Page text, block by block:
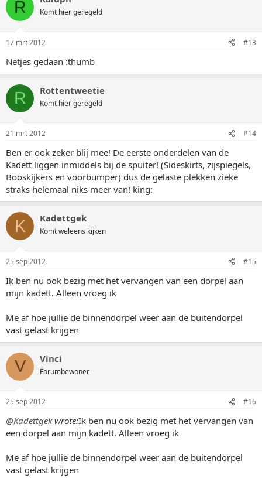
R Komt hier geregeld
17 mrt 2012 #13
Netjes gedaan :thumb
R Rottentweetie
Komt hier geregeld
21 mrt 2012 #14
Ben er ook zeker blij mee! De eerste onderdelen van de
Kadett liggen inmiddels bij de spuiter! (Sideskirts, zijspiegels,
Booskijkers en voorbumper) dus de gelaste plekken zieke
straks helemaal niks meer van! king:
K Kadettgek
Komt weleens kijken
25 sep 2012 #15
Ik ben nu ook bezig met het vervangen van een dorpel aan
mijn kadett. Alleen vroeg ik
Me af hoe jullie de binnendorpel weer aan de buitendorpel
vast gelast krijgen
V Vinci
Forumbewoner
25 sep 2012 #16
@Kadettgekwrote:Ik ben nu ook bezig met het vervangen van
een dorpel aan mijn kadett. Alleen vroeg ik
Me af hoe jullie de binnendorpel weer aan de buitendorpel
vast gelast krijgen